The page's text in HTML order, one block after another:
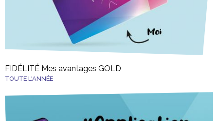
FIDÉLITÉ Mes avantages GOLD
TOUTE L'ANNÉE